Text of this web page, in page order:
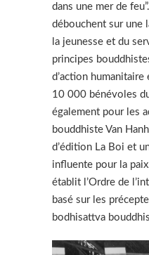
dans une mer de
débouchent sur une
la jeunesse et du
principes
d’action
10 000 bénévoles
également pour les
bouddhiste Van
d’édition La Boi et
influente pour la
établit l’Ordre de
basé sur les
bodhisattva